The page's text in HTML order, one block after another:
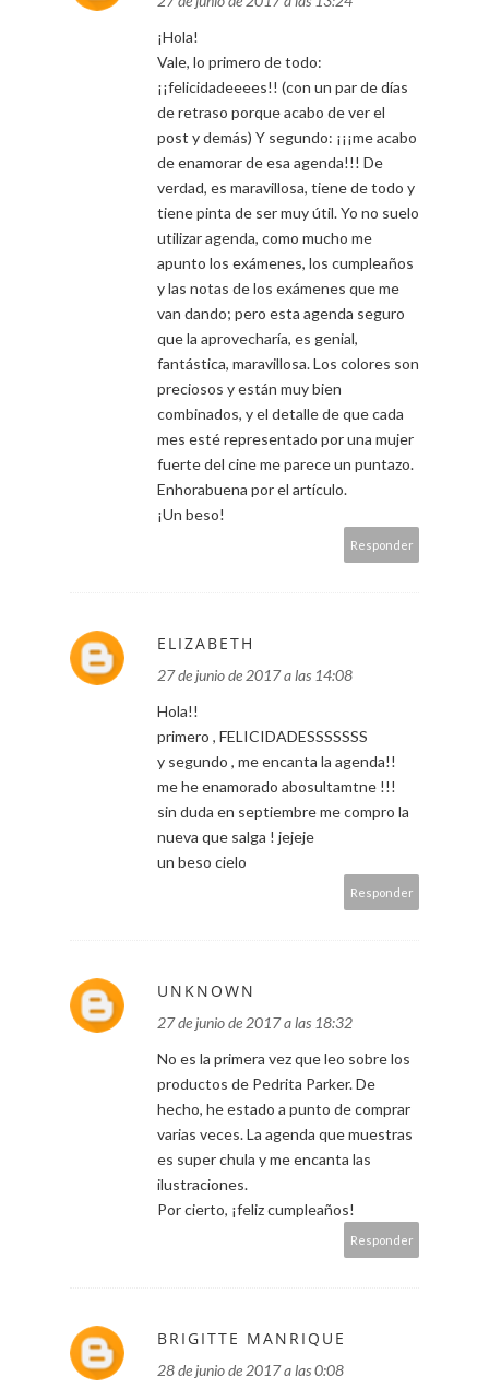
¡Hola!
Vale, lo primero de todo:
¡¡felicidadeeees!! (con un par de días
de retraso porque acabo de ver el
post y demás) Y segundo: ¡¡¡me acabo
de enamorar de esa agenda!!! De
verdad, es maravillosa, tiene de todo y
tiene pinta de ser muy útil. Yo no suelo
utilizar agenda, como mucho me
apunto los exámenes, los cumpleaños
y las notas de los exámenes que me
van dando; pero esta agenda seguro
que la aprovecharía, es genial,
fantástica, maravillosa. Los colores son
preciosos y están muy bien
combinados, y el detalle de que cada
mes esté representado por una mujer
fuerte del cine me parece un puntazo.
Enhorabuena por el artículo.
¡Un beso!
Responder
ELIZABETH
27 de junio de 2017 a las 14:08
Hola!!
primero , FELICIDADESSSSSSS
y segundo , me encanta la agenda!!
me he enamorado abosultamtne !!!
sin duda en septiembre me compro la
nueva que salga ! jejeje
un beso cielo
Responder
UNKNOWN
27 de junio de 2017 a las 18:32
No es la primera vez que leo sobre los
productos de Pedrita Parker. De
hecho, he estado a punto de comprar
varias veces. La agenda que muestras
es super chula y me encanta las
ilustraciones.
Por cierto, ¡feliz cumpleaños!
Responder
BRIGITTE MANRIQUE
28 de junio de 2017 a las 0:08